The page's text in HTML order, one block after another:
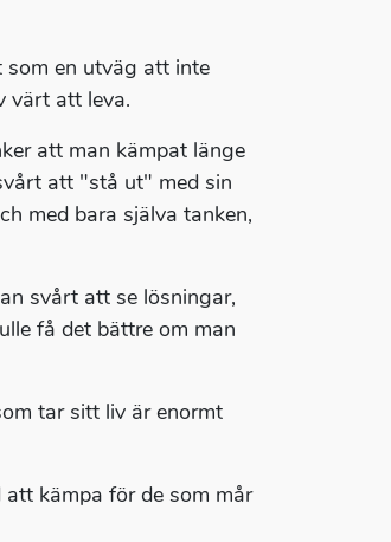
som en utväg att inte
värt att leva.
att man kämpat länge
att "stå ut" med sin
med bara själva tanken,
svårt att se lösningar,
få det bättre om man
tar sitt liv är enormt
kämpa för de som mår